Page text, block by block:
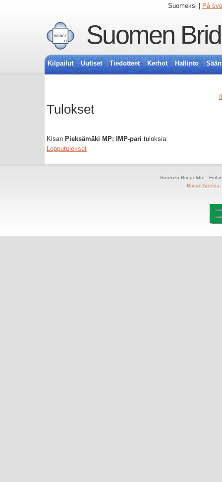
Suomeksi | På
Suomen
Kilpailut Uutiset Tiedotteet Kerhot Hallinto
Tulokset
Kisan Pieksämäki MP: IMP-pari tuloksia:
Lopputulokset
Suomen Bridgeliitto -
Bridge Areena